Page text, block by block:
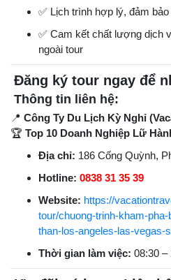
✅ Lịch trình hợp lý, đảm
✅ Cam kết chất lượng dịch
ngoài tour
Đăng ký tour ngay để
Thông tin liên hệ:
📍 Công Ty Du Lịch Kỳ Nghỉ
🏆 Top 10 Doanh Nghiệp Lữ
Địa chỉ: 186 Cống Quỳnh,
Hotline: 0838 31 35 39
Website: https://
tour/chuong-trinh-kham-
than-los-angeles-las-vegas-
Thời gian làm việc: 08:30 –